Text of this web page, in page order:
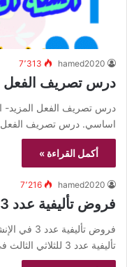
hamed2020 7٬313
درس تصريف الفعل
اساسي. درس تصريف الفعل
أكمل القراءة »
hamed2020 7٬216
فروض تأليفية عدد 3 في الإنشاء للسنة 8 أساسي
تأليفية عدد 3 للثلاثي الثالث في إنشاء للسنة…